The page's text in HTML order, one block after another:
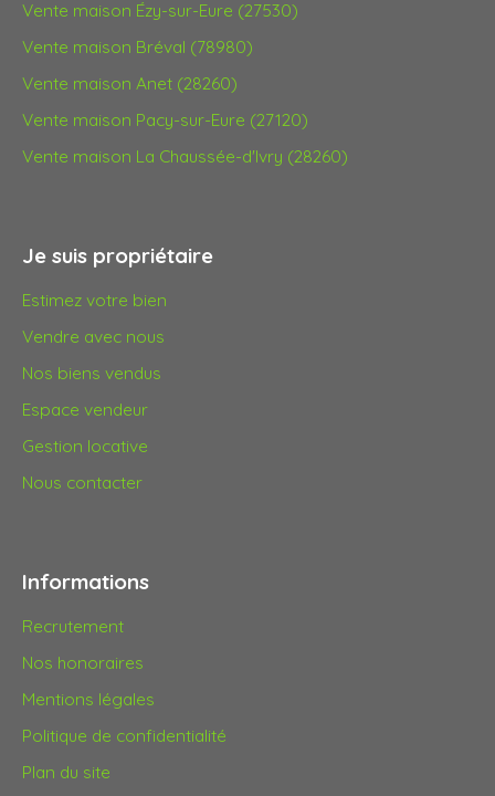
Vente maison Ézy-sur-Eure (27530)
Vente maison Bréval (78980)
Vente maison Anet (28260)
Vente maison Pacy-sur-Eure (27120)
Vente maison La Chaussée-d'Ivry (28260)
Je suis propriétaire
Estimez votre bien
Vendre avec nous
Nos biens vendus
Espace vendeur
Gestion locative
Nous contacter
Informations
Recrutement
Nos honoraires
Mentions légales
Politique de confidentialité
Plan du site